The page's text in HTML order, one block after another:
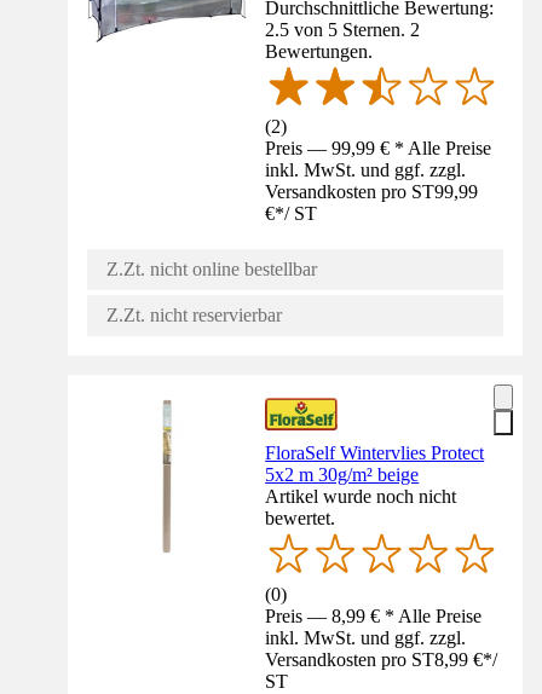
Durchschnittliche Bewertung:
2.5 von 5 Sternen. 2
Bewertungen.
(2)
Preis — 99,99 € * Alle Preise
inkl. MwSt. und ggf. zzgl.
Versandkosten pro ST99,99
€*/ ST
Z.Zt. nicht online bestellbar
Z.Zt. nicht reservierbar
FloraSelf Wintervlies Protect
5x2 m 30g/m² beige
Artikel wurde noch nicht
bewertet.
(0)
Preis — 8,99 € * Alle Preise
inkl. MwSt. und ggf. zzgl.
Versandkosten pro ST8,99 €*/
ST